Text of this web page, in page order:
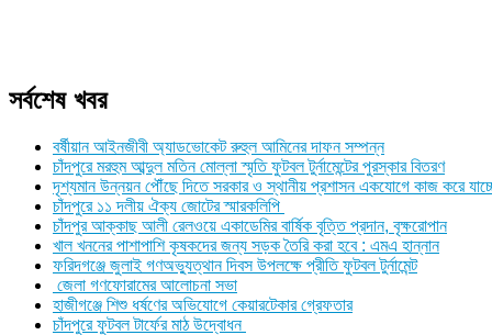
সর্বশেষ খবর
বর্ষীয়ান আইনজীবী অ্যাডভোকেট রুহুল আমিনের দাফন সম্পন্ন
চাঁদপুরে মরহুম আব্দুল মতিন মোল্লা স্মৃতি ফুটবল টুর্নামেন্টের পুরস্কার বিতরণ
দৃশ্যমান উন্নয়ন পৌঁছে দিতে সরকার ও স্থানীয় প্রশাসন একযোগে কাজ করে
চাঁদপুরে ১১ দলীয় ঐক্য জোটের স্মারকলিপি
চাঁদপুর আক্কাছ আলী রেলওয়ে একাডেমির বার্ষিক বৃত্তি প্রদান, বৃক্ষরোপান
খাল খননের পাশাপাশি কৃষকদের জন্য সড়ক তৈরি করা হবে : এমএ হান্নান
ফরিদগঞ্জে জুলাই গণঅভ্যুত্থান দিবস উপলক্ষে প্রীতি ফুটবল টুর্নামেন্ট
জেলা গণফোরামের আলোচনা সভা
হাজীগঞ্জে শিশু ধর্ষণের অভিযোগে কেয়ারটেকার গ্রেফতার
চাঁদপুরে ফুটবল টার্ফের মাঠ উদ্বোধন